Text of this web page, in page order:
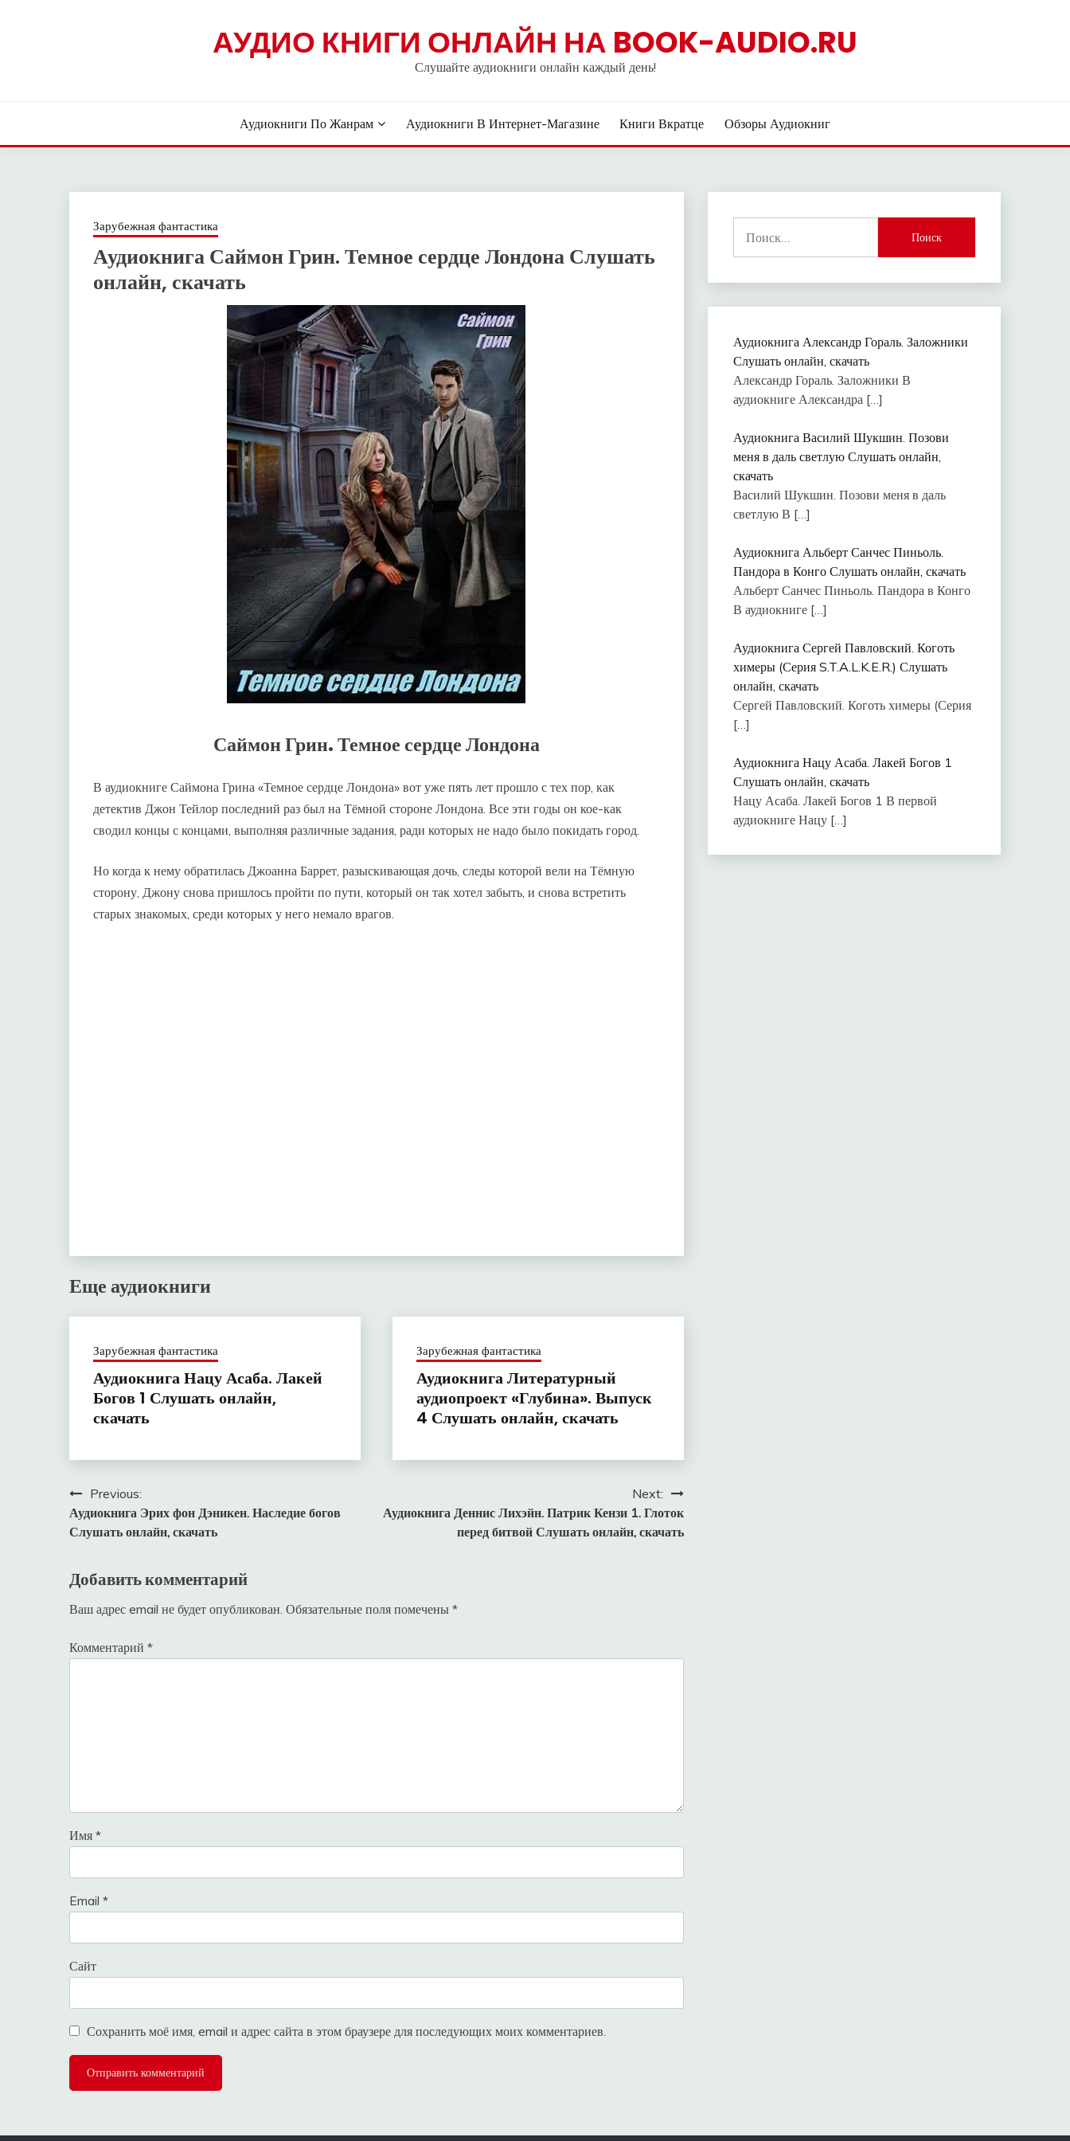
АУДИО КНИГИ ОНЛАЙН НА BOOK-AUDIO.RU
Слушайте аудиокниги онлайн каждый день!
Аудиокниги По Жанрам Аудиокниги В Интернет-Магазине Книги Вкратце Обзоры Аудиокниг
Зарубежная фантастика
Аудиокнига Саймон Грин. Темное сердце Лондона Слушать
онлайн, скачать
Саймон Грин. Темное сердце Лондона
В аудиокниге Саймона Грина «Темное сердце Лондона» вот уже пять лет прошло с тех пор, как
детектив Джон Тейлор последний раз был на Тёмной стороне Лондона. Все эти годы он кое-как
сводил концы с концами, выполняя различные задания, ради которых не надо было покидать город.
Но когда к нему обратилась Джоанна Баррет, разыскивающая дочь, следы которой вели на Тёмную
сторону, Джону снова пришлось пройти по пути, который он так хотел забыть, и снова встретить
старых знакомых, среди которых у него немало врагов.
Еще аудиокниги
Зарубежная фантастика
Аудиокнига Нацу Асаба. Лакей
Богов 1 Слушать онлайн,
скачать
Зарубежная фантастика
Аудиокнига Литературный
аудиопроект «Глубина». Выпуск
4 Слушать онлайн, скачать
Навигация
по
Previous:
Аудиокнига Эрих фон Дэникен. Наследие богов
Слушать онлайн, скачать
Next:
Аудиокнига Деннис Лихэйн. Патрик Кензи 1. Глоток
перед битвой Слушать онлайн, скачать
Добавить комментарий
Ваш адрес email не будет опубликован. Обязательные поля помечены *
Комментарий *
Имя *
Email *
Сайт
Сохранить моё имя, email и адрес сайта в этом браузере для последующих моих комментариев.
Аудиокнига Александр Гораль. Заложники
Слушать онлайн, скачать
Александр Гораль. Заложники В
аудиокниге Александра […]
Аудиокнига Василий Шукшин. Позови
меня в даль светлую Слушать онлайн,
скачать
Василий Шукшин. Позови меня в даль
светлую В […]
Аудиокнига Альберт Санчес Пиньоль.
Пандора в Конго Слушать онлайн, скачать
Альберт Санчес Пиньоль. Пандора в Конго
В аудиокниге […]
Аудиокнига Сергей Павловский. Коготь
химеры (Серия S.T.A.L.K.E.R.) Слушать
онлайн, скачать
Сергей Павловский. Коготь химеры (Серия
[…]
Аудиокнига Нацу Асаба. Лакей Богов 1
Слушать онлайн, скачать
Нацу Асаба. Лакей Богов 1 В первой
аудиокниге Нацу […]